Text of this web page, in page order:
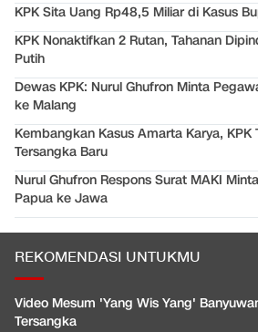
KPK Sita Uang Rp48,5 Miliar di Kasus
KPK Nonaktifkan 2 Rutan, Tahanan
Putih
Dewas KPK: Nurul Ghufron Minta
ke Malang
Kembangkan Kasus Amarta Karya, KPK
Tersangka Baru
Nurul Ghufron Respons Surat MAKI
Papua ke Jawa
REKOMENDASI UNTUKMU
Video Mesum 'Yang Wis Yang'
Tersangka